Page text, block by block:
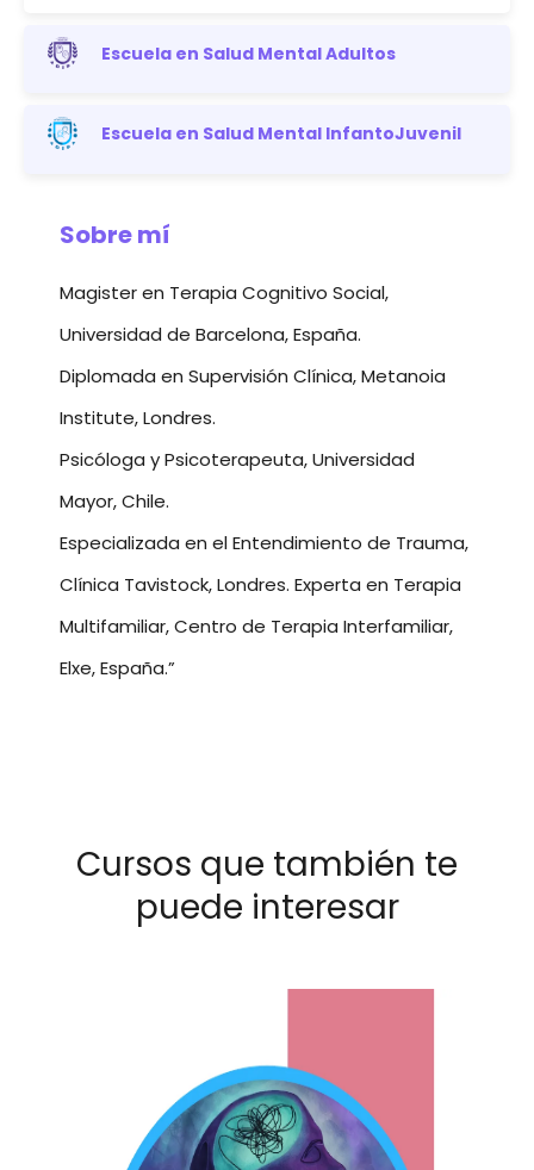
Escuela en Salud Mental Adultos
Escuela en Salud Mental InfantoJuvenil
Sobre mí
Magister en Terapia Cognitivo Social,
Universidad de Barcelona, España.
Diplomada en Supervisión Clínica, Metanoia
Institute, Londres.
Psicóloga y Psicoterapeuta, Universidad
Mayor, Chile.
Especializada en el Entendimiento de Trauma,
Clínica Tavistock, Londres. Experta en Terapia
Multifamiliar, Centro de Terapia Interfamiliar,
Elxe, España.”
Cursos que también te
puede interesar